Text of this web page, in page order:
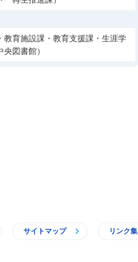
教育施設課・教育支援課・生涯学
図書館）
サイトマップ リンク集